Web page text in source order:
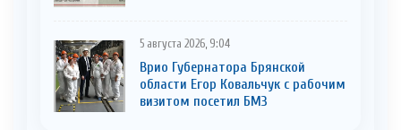
5 августа 2026, 9:04
Врио Губернатора Брянской
области Егор Ковальчук с рабочим
визитом посетил БМЗ